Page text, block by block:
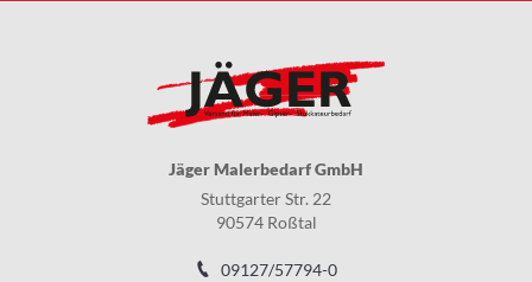
Jäger Malerbedarf GmbH
Stuttgarter Str. 22
90574 Roßtal
09127/57794-0